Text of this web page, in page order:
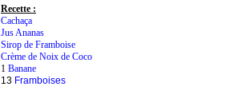
Recette :
Cachaça
Jus Ananas
Sirop de Framboise
Crème de Noix de Coco
1 Banane
13 Framboises